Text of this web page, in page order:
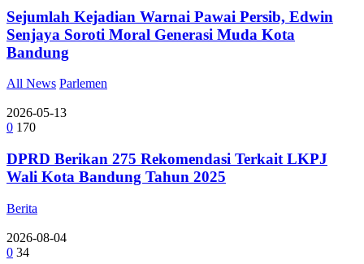
Sejumlah Kejadian Warnai Pawai Persib, Edwin
Senjaya Soroti Moral Generasi Muda Kota
Bandung
All News Parlemen
2026-05-13
0 170
DPRD Berikan 275 Rekomendasi Terkait LKPJ
Wali Kota Bandung Tahun 2025
Berita
2026-08-04
0 34